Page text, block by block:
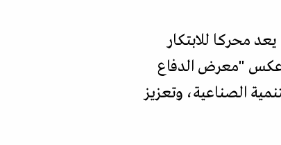
محركا للابتكار
عكس "معرض الدفاع
الصناعية، وتعزيز